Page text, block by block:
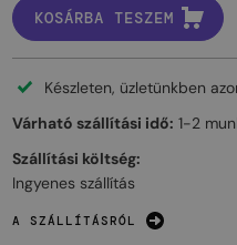
KOSÁRBA TESZEM
Készleten, üzletünkben
Várható szállítási idő: 1-2
Szállítási költség:
Ingyenes szállítás
A SZÁLLÍTÁSRÓL